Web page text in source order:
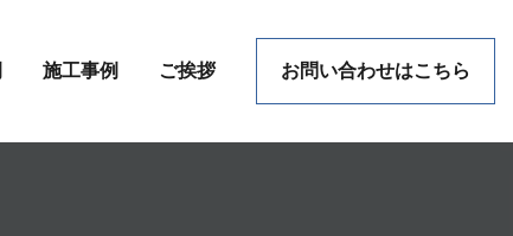
施工事例 ご挨拶 お問い合わせはこちら